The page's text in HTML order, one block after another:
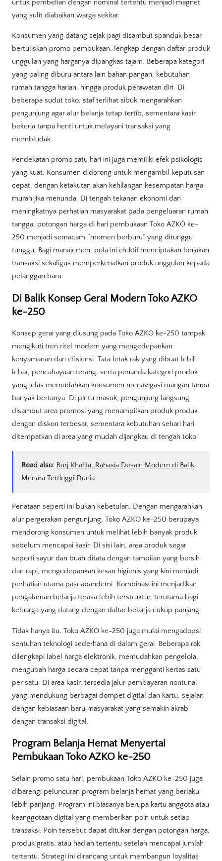
untuk pembelian dengan nominal tertentu menjadi magnet
yang sulit diabaikan warga sekitar.
Konsumen yang datang sejak pagi disambut spanduk besar
bertuliskan promo pembukaan, lengkap dengan daftar produk
unggulan yang harganya dipangkas tajam. Beberapa kategori
yang paling diburu antara lain bahan pangan, kebutuhan
rumah tangga harian, hingga produk perawatan diri. Di
beberapa sudut toko, staf terlihat sibuk mengarahkan
pengunjung agar alur belanja tetap tertib, sementara kasir
bekerja tanpa henti untuk melayani transaksi yang
membludak.
Pendekatan promo satu hari ini juga memiliki efek psikologis
yang kuat. Konsumen didorong untuk mengambil keputusan
cepat, dengan ketakutan akan kehilangan kesempatan harga
murah jika menunda. Di tengah tekanan ekonomi dan
meningkatnya perhatian masyarakat pada pengeluaran rumah
tangga, potongan harga di hari pembukaan Toko AZKO ke-
250 menjadi semacam “momen berburu” yang ditunggu
tunggu. Bagi manajemen, pola ini efektif menciptakan lonjakan
transaksi sekaligus memperkenalkan produk unggulan kepada
pelanggan baru.
Di Balik Konsep Gerai Modern Toko AZKO
ke-250
Konsep gerai yang diusung pada Toko AZKO ke-250 tampak
mengikuti tren ritel modern yang mengedepankan
kenyamanan dan efisiensi. Tata letak rak yang dibuat lebih
lebar, pencahayaan terang, serta penanda kategori produk
yang jelas memudahkan konsumen menavigasi ruangan tanpa
banyak bertanya. Di pintu masuk, pengunjung langsung
disambut area promosi yang menampilkan produk produk
dengan diskon terbesar, sementara kebutuhan sehari hari
ditempatkan di area yang mudah dijangkau di tengah toko.
Read also: Burj Khalifa, Rahasia Desain Modern di Balik
Menara Tertinggi Dunia
Penataan seperti ini bukan kebetulan. Dengan mengarahkan
alur pergerakan pengunjung, Toko AZKO ke-250 berupaya
mendorong konsumen untuk melihat lebih banyak produk
sebelum mencapai kasir. Di sisi lain, area produk segar
seperti sayur dan buah ditata dengan tampilan yang bersih
dan rapi, mengedepankan kesan higienis yang kini menjadi
perhatian utama pascapandemi. Kombinasi ini menjadikan
pengalaman belanja terasa lebih terstruktur, terutama bagi
keluarga yang datang dengan daftar belanja cukup panjang.
Tidak hanya itu, Toko AZKO ke-250 juga mulai mengadopsi
sentuhan teknologi sederhana di dalam gerai. Beberapa rak
dilengkapi label harga elektronik, memudahkan pengelola
mengubah harga secara cepat tanpa mengganti kertas satu
per satu. Di area kasir, tersedia jalur pembayaran nontunai
yang mendukung berbagai dompet digital dan kartu, sejalan
dengan kebiasaan baru masyarakat yang semakin akrab
dengan transaksi digital.
Program Belanja Hemat Menyertai
Pembukaan Toko AZKO ke-250
Selain promo satu hari, pembukaan Toko AZKO ke-250 juga
dibarengi peluncuran program belanja hemat yang berlaku
lebih panjang. Program ini biasanya berupa kartu anggota atau
keanggotaan digital yang memberikan poin untuk setiap
transaksi. Poin tersebut dapat ditukar dengan potongan harga,
produk gratis, atau hadiah tertentu setelah mencapai jumlah
tertentu. Strategi ini dirancang untuk membangun loyalitas